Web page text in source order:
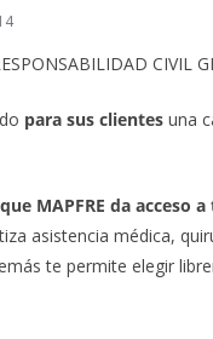
CIVIL
para sus clientes una
MAPFRE da acceso
asistencia médica,
te permite elegir